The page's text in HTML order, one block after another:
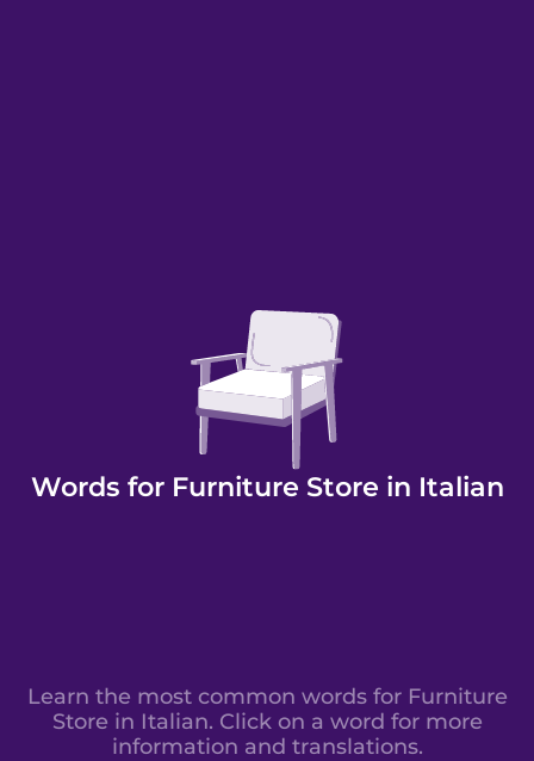
Words for Furniture Store in Italian
Learn the most common words for Furniture
Store in Italian. Click on a word for more
information and translations.